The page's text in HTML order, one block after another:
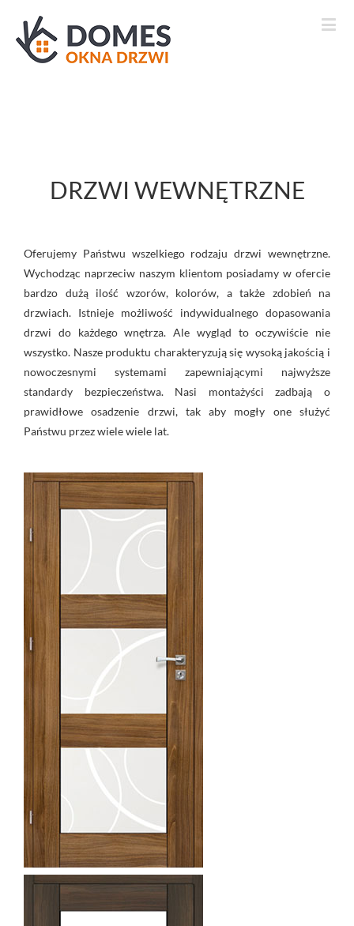
DRZWI WEWNĘTRZNE
Oferujemy Państwu wszelkiego rodzaju drzwi wewnętrzne.
Wychodząc naprzeciw naszym klientom posiadamy w ofercie
bardzo dużą ilość wzorów, kolorów, a także zdobień na
drzwiach. Istnieje możliwość indywidualnego dopasowania
drzwi do każdego wnętrza. Ale wygląd to oczywiście nie
wszystko. Nasze produktu charakteryzują się wysoką jakością i
nowoczesnymi systemami zapewniającymi najwyższe
standardy bezpieczeństwa. Nasi montażyści zadbają o
prawidłowe osadzenie drzwi, tak aby mogły one służyć
Państwu przez wiele wiele lat.